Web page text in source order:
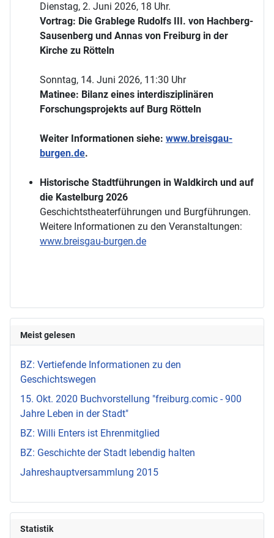
Dienstag, 2. Juni 2026, 18 Uhr.
Vortrag: Die Grablege Rudolfs III. von Hachberg-
Sausenberg und Annas von Freiburg in der
Kirche zu Rötteln
Sonntag, 14. Juni 2026, 11:30 Uhr
Matinee: Bilanz eines interdisziplinären
Forschungsprojekts auf Burg Rötteln
Weiter Informationen siehe: www.breisgau-
burgen.de.
Historische Stadtführungen in Waldkirch und auf
die Kastelburg 2026
Geschichtstheaterführungen und Burgführungen.
Weitere Informationen zu den Veranstaltungen:
www.breisgau-burgen.de
Meist gelesen
BZ: Vertiefende Informationen zu den
Geschichtswegen
15. Okt. 2020 Buchvorstellung "freiburg.comic - 900
Jahre Leben in der Stadt"
BZ: Willi Enters ist Ehrenmitglied
BZ: Geschichte der Stadt lebendig halten
Jahreshauptversammlung 2015
Statistik